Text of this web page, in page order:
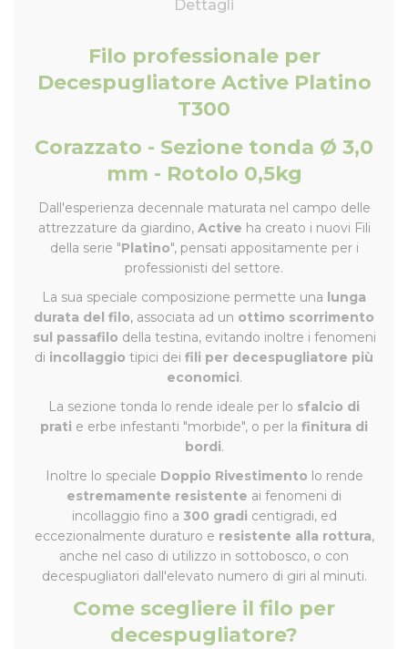
Dettagli
Filo professionale per
Decespugliatore Active Platino
T300
Corazzato - Sezione tonda Ø 3,0
mm - Rotolo 0,5kg
Dall'esperienza decennale maturata nel campo delle
attrezzature da giardino, Active ha creato i nuovi Fili
della serie "Platino", pensati appositamente per i
professionisti del settore.
La sua speciale composizione permette una lunga
durata del filo, associata ad un ottimo scorrimento
sul passafilo della testina, evitando inoltre i fenomeni
di incollaggio tipici dei fili per decespugliatore più
economici.
La sezione tonda lo rende ideale per lo sfalcio di
prati e erbe infestanti "morbide", o per la finitura di
bordi.
Inoltre lo speciale Doppio Rivestimento lo rende
estremamente resistente ai fenomeni di
incollaggio fino a 300 gradi centigradi, ed
eccezionalmente duraturo e resistente alla rottura,
anche nel caso di utilizzo in sottobosco, o con
decespugliatori dall'elevato numero di giri al minuti.
Come scegliere il filo per
decespugliatore?